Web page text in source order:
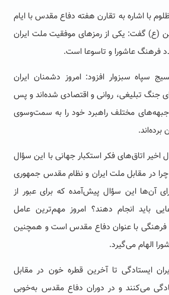
با اشاره به تقارن هفته دفاع مقدس با ایام
(ع) گفت: یکی از رمزهای موفقیت ملت ایران
فرهنگ عاشورا و تاسوعا است.
سپاه سبزوار افزود: امروز دشمنان ایران
جنگ تبلیغی، روانی و اقتصادی شده‌اند و پس
مختلف راهبرد خود را به سمت‌وسوی
برده‌اند.
اتاق‌های فکر استکبار جهانی با این سؤال
در مقابل ملت ایران و نظام مقدس جمهوری
آن‌ها این سؤال پیش‌آمده که برای عبور از
باید انجام دهند؟ امروز مهم‌ترین عامل
با عنوان دفاع مقدس است و همچنین
الهام می‌گیرد.
ایستادگی تا آخرین قطره خون در مقابل
می‌کنند و در دوران دفاع مقدس به‌خوبی